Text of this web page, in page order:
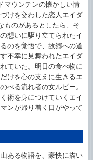
マウンテンの懐かしい情
けを交わした恋人エイダ
ものがあるとしたら、そ
想いに駆り立てられたイ
のを覚悟で、故郷への道
不幸に見舞われたエイダ
ていた。明日の食べ物に
けを心の支えに生きるエ
べる流れ者の女ルビー。
術を身につけていくエイ
ンが帰り着く日がやって
ある物語を、豪快に描い